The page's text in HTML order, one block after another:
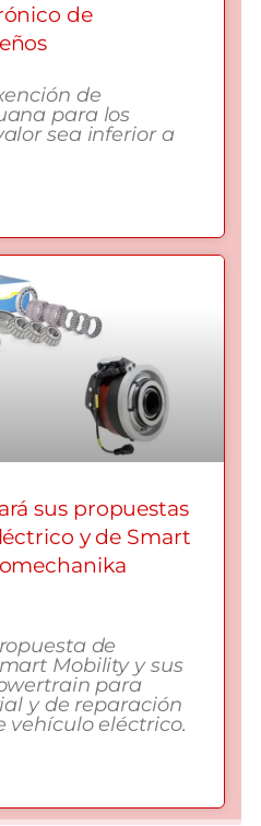
de
de
para los
sea inferior a
sus propuestas
y de Smart
de
Mobility y sus
para
y de reparación
vehículo eléctrico.